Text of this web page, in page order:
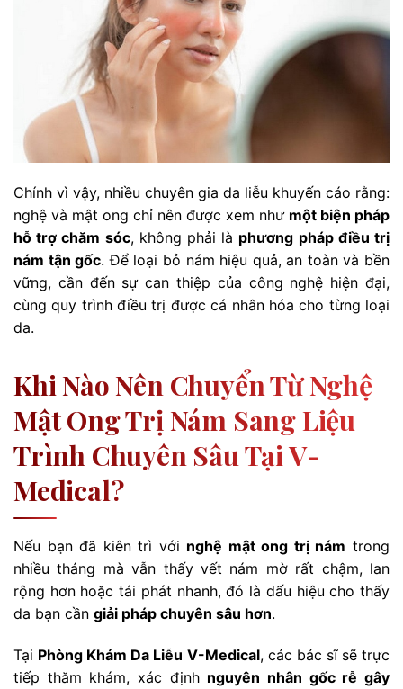
Chính vì vậy, nhiều chuyên gia da liễu khuyến cáo rằng:
nghệ và mật ong chỉ nên được xem như một biện pháp
hỗ trợ chăm sóc, không phải là phương pháp điều trị
nám tận gốc. Để loại bỏ nám hiệu quả, an toàn và bền
vững, cần đến sự can thiệp của công nghệ hiện đại,
cùng quy trình điều trị được cá nhân hóa cho từng loại
da.
Khi Nào Nên Chuyển Từ Nghệ
Mật Ong Trị Nám Sang Liệu
Trình Chuyên Sâu Tại V-
Medical?
Nếu bạn đã kiên trì với nghệ mật ong trị nám trong
nhiều tháng mà vẫn thấy vết nám mờ rất chậm, lan
rộng hơn hoặc tái phát nhanh, đó là dấu hiệu cho thấy
da bạn cần giải pháp chuyên sâu hơn.
Tại Phòng Khám Da Liễu V-Medical, các bác sĩ sẽ trực
tiếp thăm khám, xác định nguyên nhân gốc rễ gây